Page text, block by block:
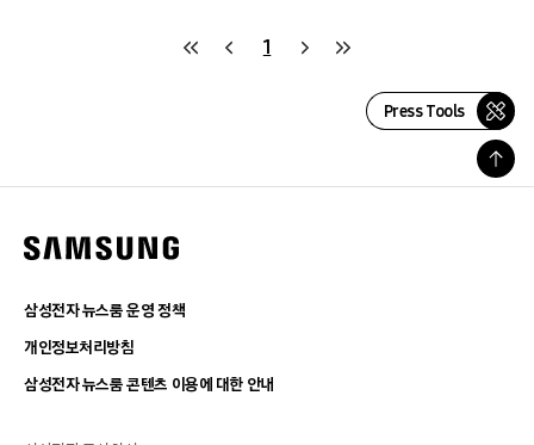
1
Press Tools
삼성전자 뉴스룸 운영 정책
개인정보처리방침
삼성전자 뉴스룸 콘텐츠 이용에 대한 안내